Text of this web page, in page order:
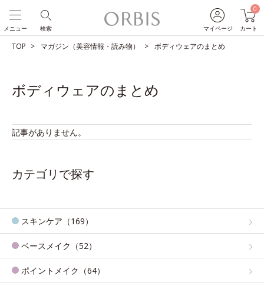
マイページ
0
カート
検索
メニュー
TOP マガジン（美容情報・読み物） ボディウェアのまとめ
ボディウェアのまとめ
記事がありません。
カテゴリで探す
スキンケア（169）
ベースメイク（52）
ポイントメイク（64）